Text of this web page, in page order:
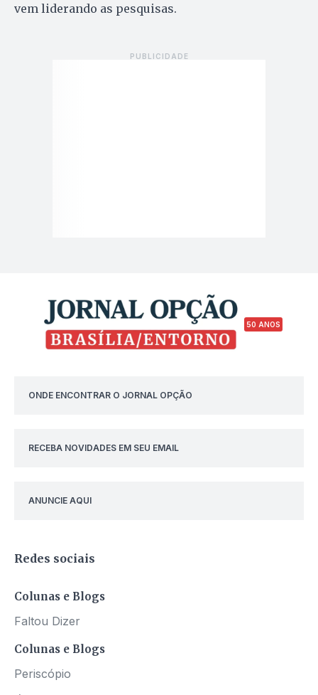
vem liderando as pesquisas.
50 ANOS
ONDE ENCONTRAR O JORNAL OPÇÃO
RECEBA NOVIDADES EM SEU EMAIL
ANUNCIE AQUI
Redes sociais
Colunas e Blogs
Faltou Dizer
Colunas e Blogs
Periscópio